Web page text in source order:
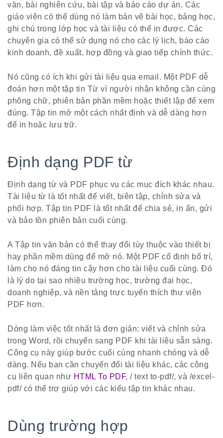
văn, bài nghiên cứu, bài tập và báo cáo dự án. Các
giáo viên có thể dùng nó làm bản vẽ bài học, bảng học,
ghi chú trong lớp học và tài liệu có thể in được. Các
chuyên gia có thể sử dụng nó cho các lý lịch, báo cáo
kinh doanh, đề xuất, hợp đồng và giao tiếp chính thức.
Nó cũng có ích khi gửi tài liệu qua email. Một PDF dễ
đoán hơn một tập tin Từ vì người nhận không cần cùng
phông chữ, phiên bản phần mềm hoặc thiết lập để xem
đúng. Tập tin mở một cách nhất định và dễ dàng hơn
để in hoặc lưu trữ.
Định dạng PDF từ
Định dạng từ và PDF phục vụ các mục đích khác nhau.
Tài liệu từ là tốt nhất để viết, biên tập, chỉnh sửa và
phối hợp. Tập tin PDF là tốt nhất để chia sẻ, in ấn, gửi
và bảo tồn phiên bản cuối cùng.
A Tập tin văn bản có thể thay đổi tùy thuộc vào thiết bị
hay phần mềm dùng để mở nó. Một PDF cố định bố trí,
làm cho nó đáng tin cậy hơn cho tài liệu cuối cùng. Đó
là lý do tại sao nhiều trường học, trường đại học,
doanh nghiệp, và nền tảng trực tuyến thích thư viện
PDF hơn.
Dòng làm việc tốt nhất là đơn giản: viết và chỉnh sửa
trong Word, rồi chuyển sang PDF khi tài liệu sẵn sàng.
Công cụ này giúp bước cuối cùng nhanh chóng và dễ
dàng. Nếu bạn cần chuyển đổi tài liệu khác, các công
cụ liên quan như HTML To PDF, / text to-pdf/, và /excel-
pdf/ có thể trợ giúp với các kiểu tập tin khác nhau.
Dùng trường hợp